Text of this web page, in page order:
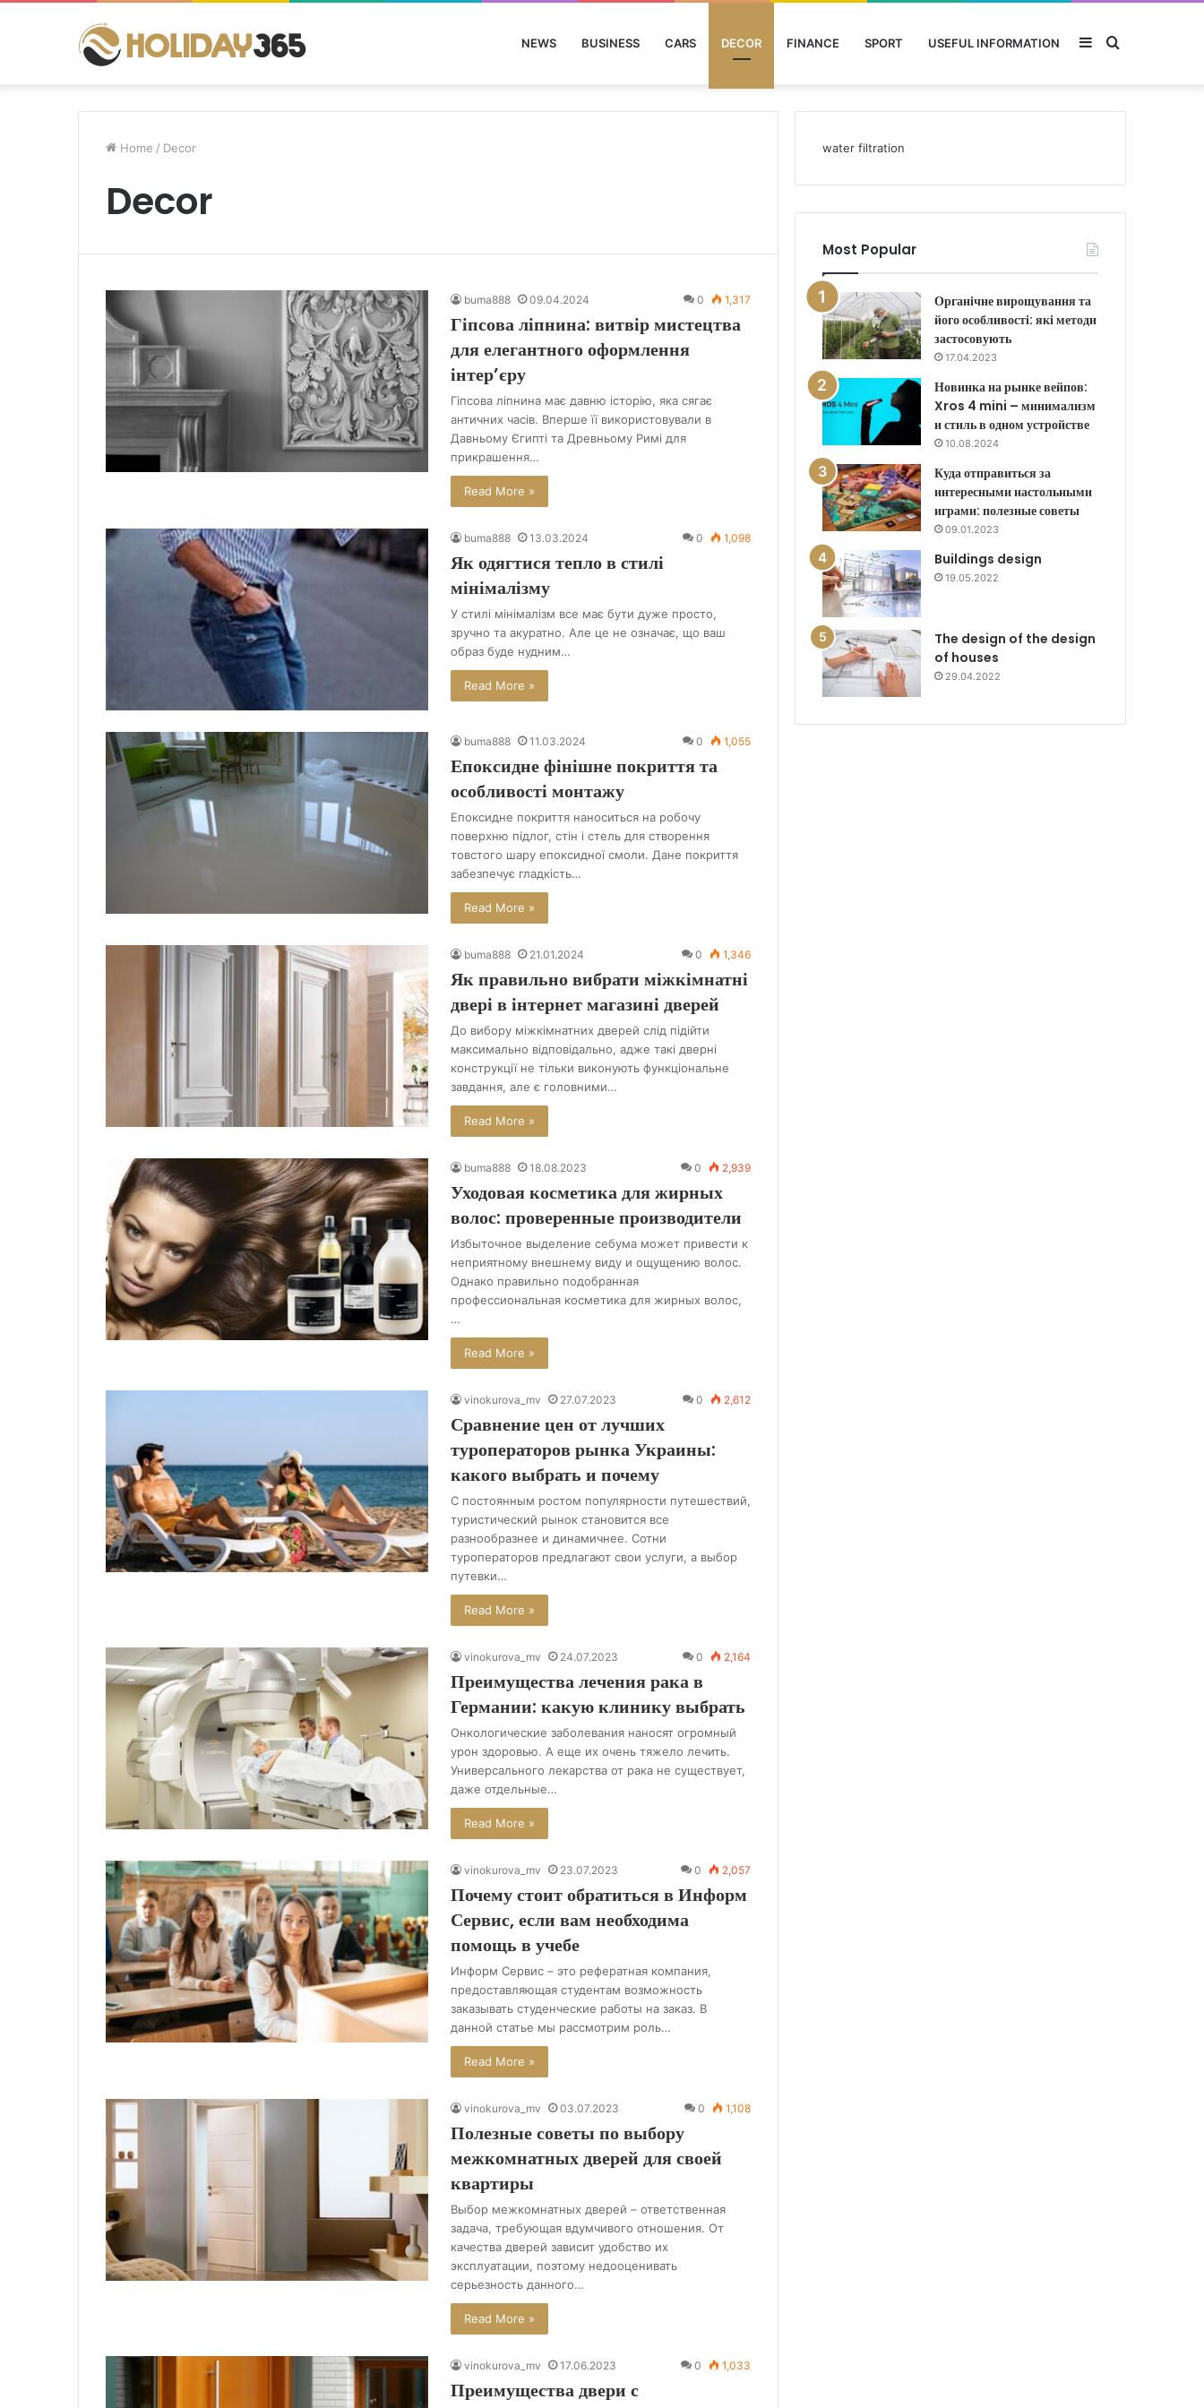
NEWS BUSINESS CARS DECOR FINANCE SPORT USEFUL INFORMATION Search
Sidebar
Home / Decor
Decor
buma888 09.04.2024 0 1,317
Гіпсова ліпнина: витвір мистецтва
для елегантного оформлення
інтер’єру
Гіпсова ліпнина має давню історію, яка сягає
античних часів. Вперше її використовували в
Давньому Єгипті та Древньому Римі для
прикрашення…
Read More »
buma888 13.03.2024 0 1,098
Як одягтися тепло в стилі
мінімалізму
У стилі мінімалізм все має бути дуже просто,
зручно та акуратно. Але це не означає, що ваш
образ буде нудним…
Read More »
buma888 11.03.2024 0 1,055
Епоксидне фінішне покриття та
особливості монтажу
Епоксидне покриття наноситься на робочу
поверхню підлог, стін і стель для створення
товстого шару епоксидної смоли. Дане покриття
забезпечує гладкість…
Read More »
buma888 21.01.2024 0 1,346
Як правильно вибрати міжкімнатні
двері в інтернет магазині дверей
До вибору міжкімнатних дверей слід підійти
максимально відповідально, адже такі дверні
конструкції не тільки виконують функціональне
завдання, але є головними…
Read More »
buma888 18.08.2023 0 2,939
Уходовая косметика для жирных
волос: проверенные производители
Избыточное выделение себума может привести к
неприятному внешнему виду и ощущению волос.
Однако правильно подобранная
профессиональная косметика для жирных волос,
…
Read More »
vinokurova_mv 27.07.2023 0 2,612
Сравнение цен от лучших
туроператоров рынка Украины:
какого выбрать и почему
С постоянным ростом популярности путешествий,
туристический рынок становится все
разнообразнее и динамичнее. Сотни
туроператоров предлагают свои услуги, а выбор
путевки…
Read More »
vinokurova_mv 24.07.2023 0 2,164
Преимущества лечения рака в
Германии: какую клинику выбрать
Онкологические заболевания наносят огромный
урон здоровью. А еще их очень тяжело лечить.
Универсального лекарства от рака не существует,
даже отдельные…
Read More »
vinokurova_mv 23.07.2023 0 2,057
Почему стоит обратиться в Информ
Сервис, если вам необходима
помощь в учебе
Информ Сервис – это рефератная компания,
предоставляющая студентам возможность
заказывать студенческие работы на заказ. В
данной статье мы рассмотрим роль…
Read More »
vinokurova_mv 03.07.2023 0 1,108
Полезные советы по выбору
межкомнатных дверей для своей
квартиры
Выбор межкомнатных дверей – ответственная
задача, требующая вдумчивого отношения. От
качества дверей зависит удобство их
эксплуатации, поэтому недооценивать
серьезность данного…
Read More »
vinokurova_mv 17.06.2023 0 1,033
Преимущества двери с
water filtration
Most Popular
Органічне вирощування та
його особливості: які методи
застосовують
17.04.2023
Новинка на рынке вейпов:
Xros 4 mini – минимализм
и стиль в одном устройстве
10.08.2024
Куда отправиться за
интересными настольными
играми: полезные советы
09.01.2023
Buildings design
19.05.2022
The design of the design
of houses
29.04.2022